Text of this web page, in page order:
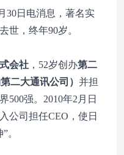
30日电消息，著名实
去世，终年90岁。
会社 ，52岁创办第二
二大通讯公司） 并担
500强。2010年2月日
公司担任CEO，使日
。